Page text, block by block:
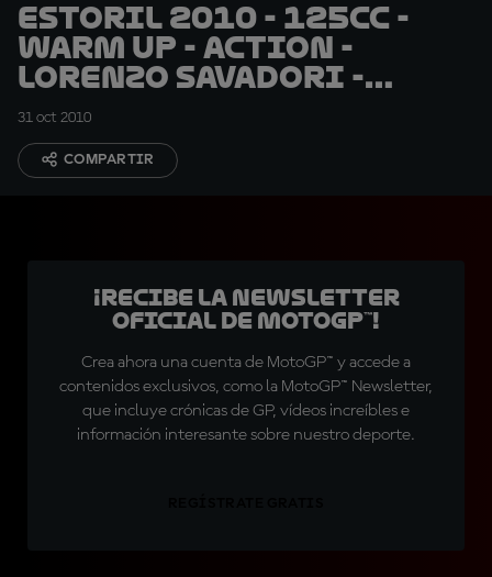
Estoril 2010 - 125cc -
Warm Up - Action -
Lorenzo Savadori -
Crash
31 oct 2010
COMPARTIR
¡Recibe la Newsletter
oficial de MotoGP™!
Crea ahora una cuenta de MotoGP™ y accede a
contenidos exclusivos, como la MotoGP™ Newsletter,
que incluye crónicas de GP, vídeos increíbles e
información interesante sobre nuestro deporte.